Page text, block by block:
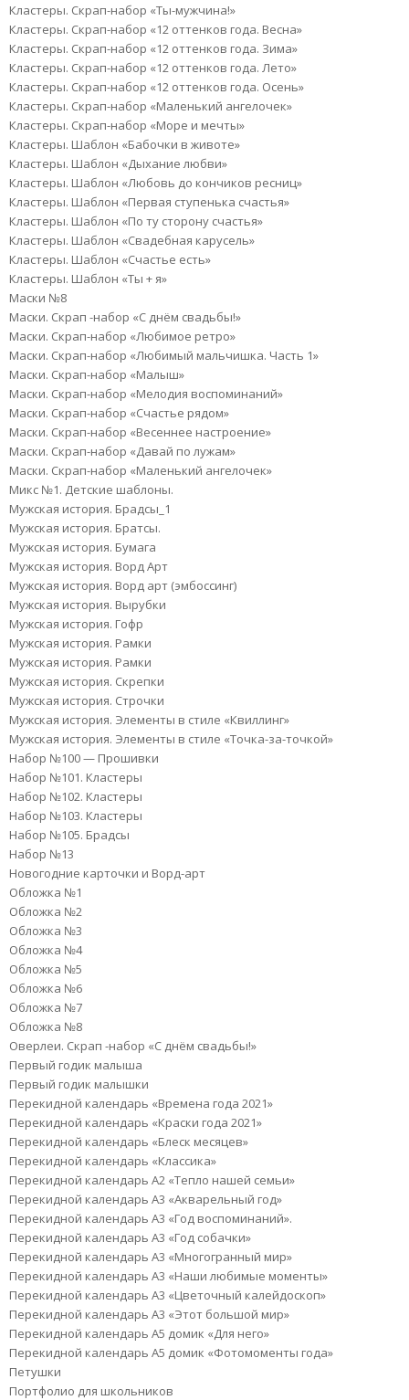
Кластеры. Скрап-набор «Ты-мужчина!»
Кластеры. Скрап-набор «12 оттенков года. Весна»
Кластеры. Скрап-набор «12 оттенков года. Зима»
Кластеры. Скрап-набор «12 оттенков года. Лето»
Кластеры. Скрап-набор «12 оттенков года. Осень»
Кластеры. Скрап-набор «Маленький ангелочек»
Кластеры. Скрап-набор «Море и мечты»
Кластеры. Шаблон «Бабочки в животе»
Кластеры. Шаблон «Дыхание любви»
Кластеры. Шаблон «Любовь до кончиков ресниц»
Кластеры. Шаблон «Первая ступенька счастья»
Кластеры. Шаблон «По ту сторону счастья»
Кластеры. Шаблон «Свадебная карусель»
Кластеры. Шаблон «Счастье есть»
Кластеры. Шаблон «Ты + я»
Маски №8
Маски. Скрап -набор «С днём свадьбы!»
Маски. Скрап-набор «Любимое ретро»
Маски. Скрап-набор «Любимый мальчишка. Часть 1»
Маски. Скрап-набор «Малыш»
Маски. Скрап-набор «Мелодия воспоминаний»
Маски. Скрап-набор «Счастье рядом»
Маски. Скрап-набор «Весеннее настроение»
Маски. Скрап-набор «Давай по лужам»
Маски. Скрап-набор «Маленький ангелочек»
Микс №1. Детские шаблоны.
Мужская история. Брадсы_1
Мужская история. Братсы.
Мужская история. Бумага
Мужская история. Ворд Арт
Мужская история. Ворд арт (эмбоссинг)
Мужская история. Вырубки
Мужская история. Гофр
Мужская история. Рамки
Мужская история. Рамки
Мужская история. Скрепки
Мужская история. Строчки
Мужская история. Элементы в стиле «Квиллинг»
Мужская история. Элементы в стиле «Точка-за-точкой»
Набор №100 — Прошивки
Набор №101. Кластеры
Набор №102. Кластеры
Набор №103. Кластеры
Набор №105. Брадсы
Набор №13
Новогодние карточки и Ворд-арт
Обложка №1
Обложка №2
Обложка №3
Обложка №4
Обложка №5
Обложка №6
Обложка №7
Обложка №8
Оверлеи. Скрап -набор «С днём свадьбы!»
Первый годик малыша
Первый годик малышки
Перекидной календарь «Времена года 2021»
Перекидной календарь «Краски года 2021»
Перекидной календарь «Блеск месяцев»
Перекидной календарь «Классика»
Перекидной календарь А2 «Тепло нашей семьи»
Перекидной календарь А3 «Акварельный год»
Перекидной календарь А3 «Год воспоминаний».
Перекидной календарь А3 «Год собачки»
Перекидной календарь А3 «Многогранный мир»
Перекидной календарь А3 «Наши любимые моменты»
Перекидной календарь А3 «Цветочный калейдоскоп»
Перекидной календарь А3 «Этот большой мир»
Перекидной календарь А5 домик «Для него»
Перекидной календарь А5 домик «Фотомоменты года»
Петушки
Портфолио для школьников